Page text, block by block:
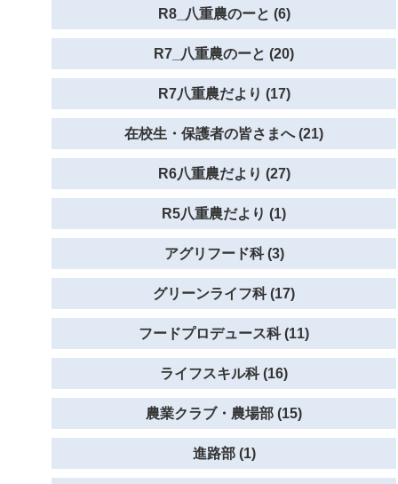
R8_八重農のーと (6)
R7_八重農のーと (20)
R7八重農だより (17)
在校生・保護者の皆さまへ (21)
R6八重農だより (27)
R5八重農だより (1)
アグリフード科 (3)
グリーンライフ科 (17)
フードプロデュース科 (11)
ライフスキル科 (16)
農業クラブ・農場部 (15)
進路部 (1)